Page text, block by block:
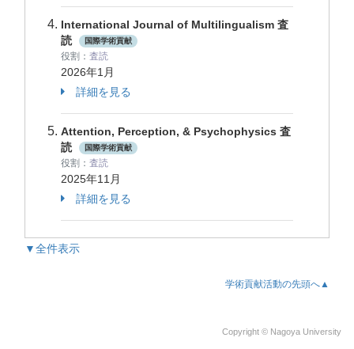
International Journal of Multilingualism 査
読
国際学術貢献
役割： 査読
2026年1月
詳細を見る
Attention, Perception, & Psychophysics 査
読
国際学術貢献
役割： 査読
2025年11月
詳細を見る
▼全件表示
学術貢献活動の先頭へ▲
Copyright © Nagoya University